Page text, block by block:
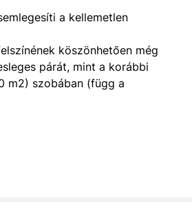
a kellemetlen
köszönhetően még
párát, mint a korábbi
m2) szobában (függ a